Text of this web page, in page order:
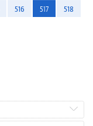
516 517
518